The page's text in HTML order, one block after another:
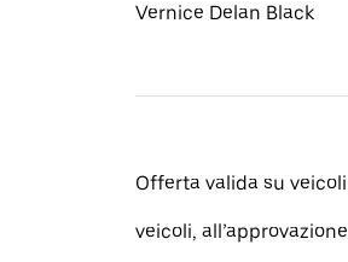
Vernice Delan Black
Offerta valida su
veicoli,